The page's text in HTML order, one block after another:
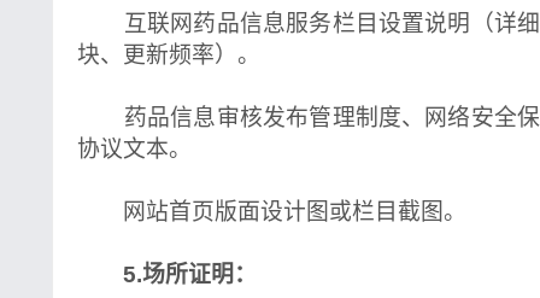
互联网药品信息服务栏目设置说明（详细
块、更新频率）。
药品信息审核发布管理制度、网络安全保
协议文本。
网站首页版面设计图或栏目截图。
5.场所证明：